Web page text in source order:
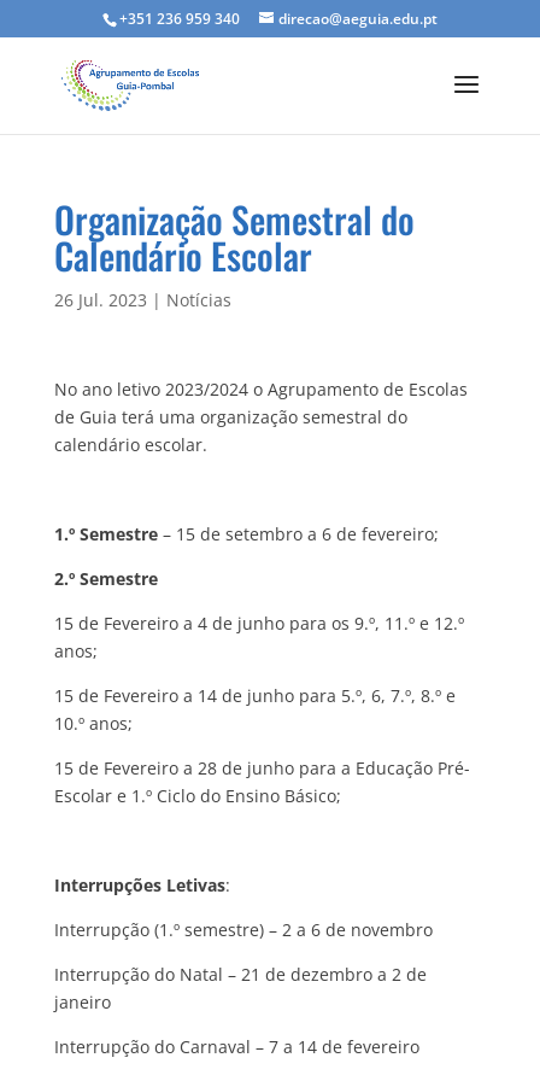
+351 236 959 340 direcao@aeguia.edu.pt
Organização Semestral do
Calendário Escolar
26 Jul. 2023 | Notícias
No ano letivo 2023/2024 o Agrupamento de Escolas
de Guia terá uma organização semestral do
calendário escolar.
1.º Semestre– 15 de setembro a 6 de fevereiro;
2.º Semestre
15 de Fevereiro a 4 de junho para os 9.º, 11.º e 12.º
anos;
15 de Fevereiro a 14 de junho para 5.º, 6, 7.º, 8.º e
10.º anos;
15 de Fevereiro a 28 de junho para a Educação Pré-
Escolar e 1.º Ciclo do Ensino Básico;
Interrupções Letivas:
Interrupção (1.º semestre) – 2 a 6 de novembro
Interrupção do Natal – 21 de dezembro a 2 de
janeiro
Interrupção do Carnaval – 7 a 14 de fevereiro